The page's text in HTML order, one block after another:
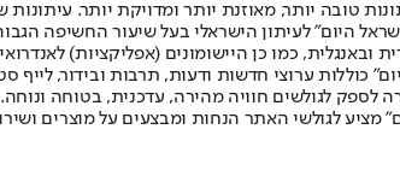
טובה יותר, מאוזנת יותר ומדויקת יותר.
המודפסת הראשונה פורסמה ב-30 ביולי 2007, וב-2010 הפך "ישראל היום"
כוללות ערוצי חדשות ודעות, תרבות ובידור, לייף
לספק לגולשים חוויה מהירה, עדכנית, בטוחה
מציע לגולשי האתר הנחות ומבצעים על מוצרים